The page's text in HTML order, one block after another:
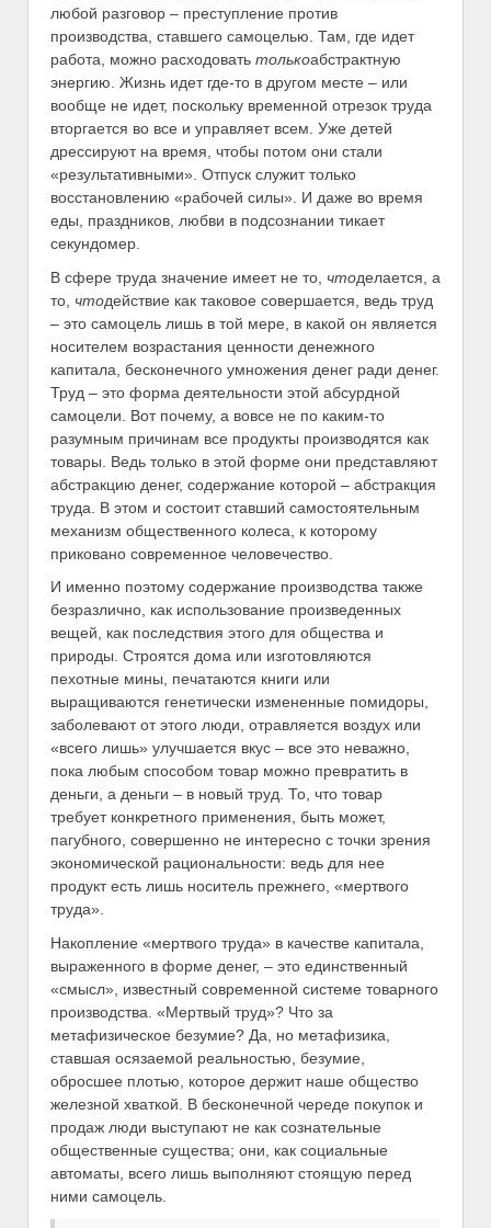
любой разговор – преступление против
производства, ставшего самоцелью. Там, где идет
работа, можно расходовать толькоабстрактную
энергию. Жизнь идет где-то в другом месте – или
вообще не идет, поскольку временной отрезок труда
вторгается во все и управляет всем. Уже детей
дрессируют на время, чтобы потом они стали
«результативными». Отпуск служит только
восстановлению «рабочей силы». И даже во время
еды, праздников, любви в подсознании тикает
секундомер.
В сфере труда значение имеет не то, чтоделается, а
то, чтодействие как таковое совершается, ведь труд
– это самоцель лишь в той мере, в какой он является
носителем возрастания ценности денежного
капитала, бесконечного умножения денег ради денег.
Труд – это форма деятельности этой абсурдной
самоцели. Вот почему, а вовсе не по каким-то
разумным причинам все продукты производятся как
товары. Ведь только в этой форме они представляют
абстракцию денег, содержание которой – абстракция
труда. В этом и состоит ставший самостоятельным
механизм общественного колеса, к которому
приковано современное человечество.
И именно поэтому содержание производства также
безразлично, как использование произведенных
вещей, как последствия этого для общества и
природы. Строятся дома или изготовляются
пехотные мины, печатаются книги или
выращиваются генетически измененные помидоры,
заболевают от этого люди, отравляется воздух или
«всего лишь» улучшается вкус – все это неважно,
пока любым способом товар можно превратить в
деньги, а деньги – в новый труд. То, что товар
требует конкретного применения, быть может,
пагубного, совершенно не интересно с точки зрения
экономической рациональности: ведь для нее
продукт есть лишь носитель прежнего, «мертвого
труда».
Накопление «мертвого труда» в качестве капитала,
выраженного в форме денег, – это единственный
«смысл», известный современной системе товарного
производства. «Мертвый труд»? Что за
метафизическое безумие? Да, но метафизика,
ставшая осязаемой реальностью, безумие,
обросшее плотью, которое держит наше общество
железной хваткой. В бесконечной череде покупок и
продаж люди выступают не как сознательные
общественные существа; они, как социальные
автоматы, всего лишь выполняют стоящую перед
ними самоцель.